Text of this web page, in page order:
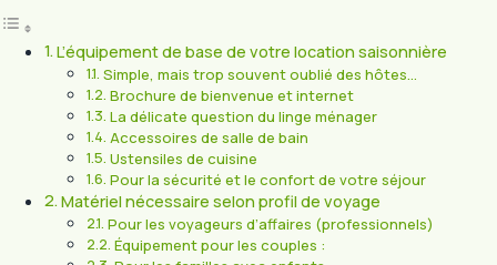
L’équipement de base de votre location saisonnière
Simple, mais trop souvent oublié des hôtes…
Brochure de bienvenue et internet
La délicate question du linge ménager
Accessoires de salle de bain
Ustensiles de cuisine
Pour la sécurité et le confort de votre séjour
Matériel nécessaire selon profil de voyage
Pour les voyageurs d’affaires (professionnels)
Équipement pour les couples :